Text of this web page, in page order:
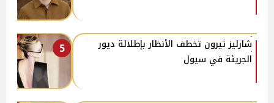
5
شارليز ثيرون تخطف الأنظار بإطلالة ديور
الجريئة في سيول